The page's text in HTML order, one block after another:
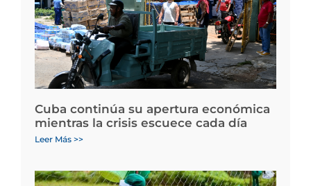
Cuba continúa su apertura económica
mientras la crisis escuece cada día
Leer Más >>